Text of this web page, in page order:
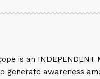
is an INDEPENDENT
generate awareness